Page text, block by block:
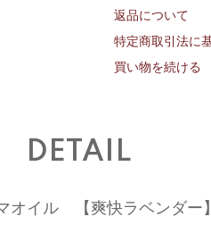
返品について
特定商取引法に
買い物を続ける
DETAIL
オイル 【爽快ラベンダー】